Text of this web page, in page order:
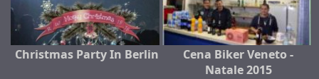
Christmas Party In Berlin
Cena Biker Veneto -
Natale 2015